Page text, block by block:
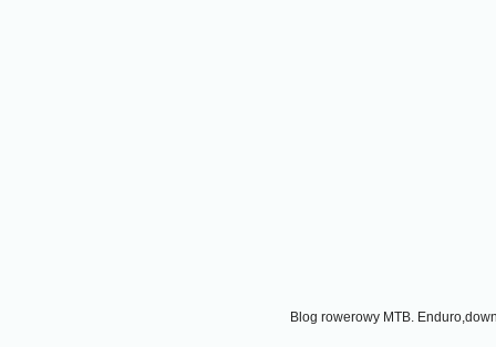
Blog rowerowy MTB.